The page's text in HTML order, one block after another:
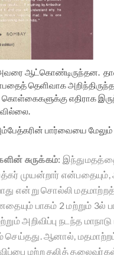
ஆட்கொண்டிருந்தன.
தெளிவாக
எதிராக
பார்வையை மேலும்
சுருக்கம்:
முயன்றார் என்பதையும்,
என்று சொல்லி
பாகம் 2 மற்றும் 3ல்
அறிவிப்பு நடந்த மாநாடு
செய்தது. ஆனால்,
மற்ற தலித்